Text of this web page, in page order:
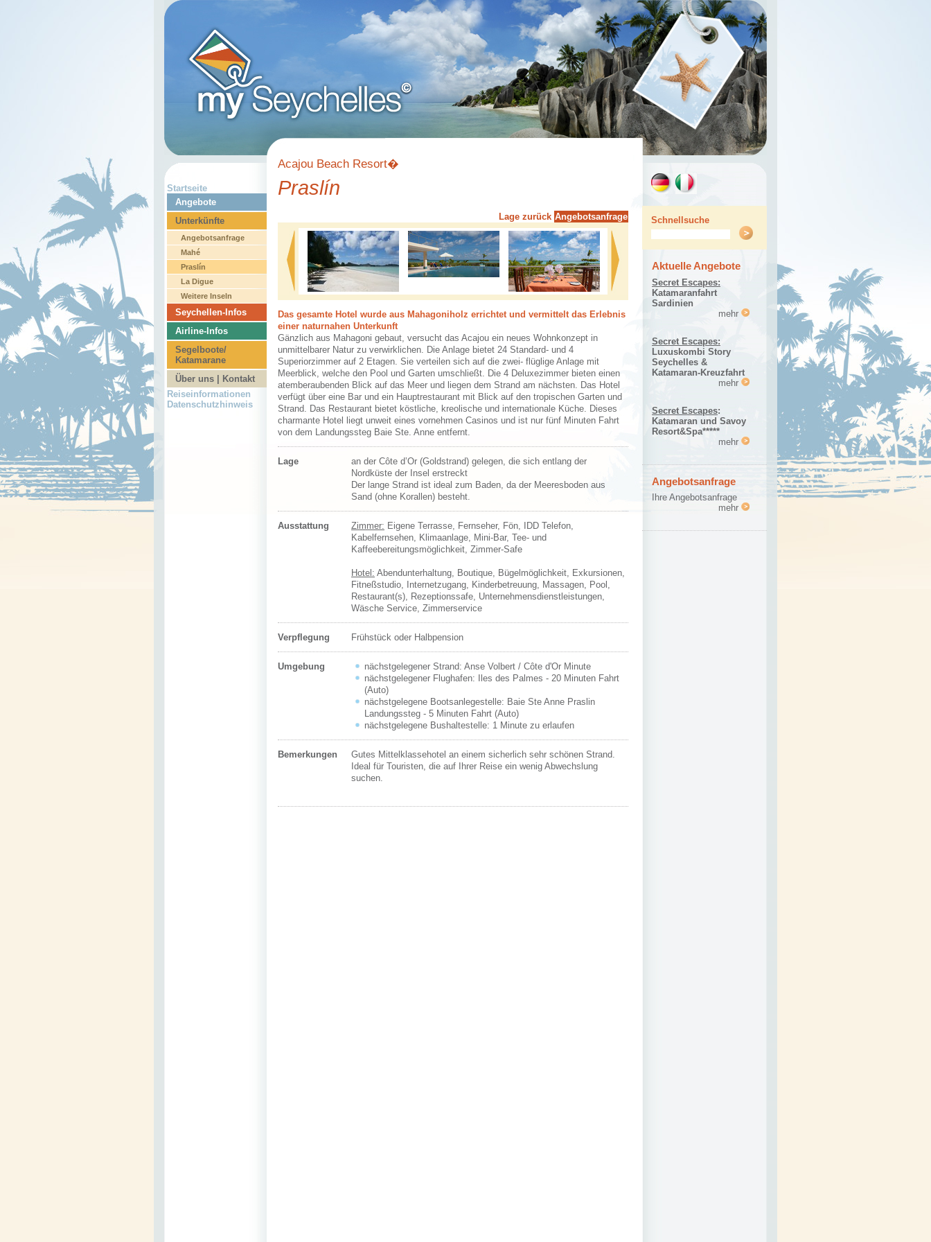
Startseite
Angebote
Unterkünfte
Angebotsanfrage
Mahé
Praslín
La Digue
Weitere Inseln
Seychellen-Infos
Airline-Infos
Segelboote/
Katamarane
Über uns | Kontakt
Reiseinformationen
Datenschutzhinweis
Acajou Beach Resort�
Praslín
Lage zurück Angebotsanfrage
Das gesamte Hotel wurde aus Mahagoniholz errichtet und vermittelt das Erlebnis
einer naturnahen Unterkunft
Gänzlich aus Mahagoni gebaut, versucht das Acajou ein neues Wohnkonzept in
unmittelbarer Natur zu verwirklichen. Die Anlage bietet 24 Standard- und 4
Superiorzimmer auf 2 Etagen. Sie verteilen sich auf die zwei- flüglige Anlage mit
Meerblick, welche den Pool und Garten umschließt. Die 4 Deluxezimmer bieten einen
atemberaubenden Blick auf das Meer und liegen dem Strand am nächsten. Das Hotel
verfügt über eine Bar und ein Hauptrestaurant mit Blick auf den tropischen Garten und
Strand. Das Restaurant bietet köstliche, kreolische und internationale Küche. Dieses
charmante Hotel liegt unweit eines vornehmen Casinos und ist nur fünf Minuten Fahrt
von dem Landungssteg Baie Ste. Anne entfernt.
Lage
an der Côte d’Or (Goldstrand) gelegen, die sich entlang der
Nordküste der Insel erstreckt
Der lange Strand ist ideal zum Baden, da der Meeresboden aus
Sand (ohne Korallen) besteht.
Ausstattung Zimmer: Eigene Terrasse, Fernseher, Fön, IDD Telefon,
Kabelfernsehen, Klimaanlage, Mini-Bar, Tee- und
Kaffeebereitungsmöglichkeit, Zimmer-Safe
Hotel: Abendunterhaltung, Boutique, Bügelmöglichkeit, Exkursionen,
Fitneßstudio, Internetzugang, Kinderbetreuung, Massagen, Pool,
Restaurant(s), Rezeptionssafe, Unternehmensdienstleistungen,
Wäsche Service, Zimmerservice
Verpflegung Frühstück oder Halbpension
Umgebung
nächstgelegener Strand: Anse Volbert / Côte d'Or Minute
nächstgelegener Flughafen: Iles des Palmes - 20 Minuten Fahrt
(Auto)
nächstgelegene Bootsanlegestelle: Baie Ste Anne Praslin
Landungssteg - 5 Minuten Fahrt (Auto)
nächstgelegene Bushaltestelle: 1 Minute zu erlaufen
Bemerkungen
Gutes Mittelklassehotel an einem sicherlich sehr schönen Strand.
Ideal für Touristen, die auf Ihrer Reise ein wenig Abwechslung
suchen.
Schnellsuche
Aktuelle Angebote
Secret Escapes:
Katamaranfahrt
Sardinien
mehr
Secret Escapes:
Luxuskombi Story
Seychelles &
Katamaran-Kreuzfahrt
mehr
Secret Escapes:
Katamaran und Savoy
Resort&Spa*****
mehr
Angebotsanfrage
Ihre Angebotsanfrage
mehr